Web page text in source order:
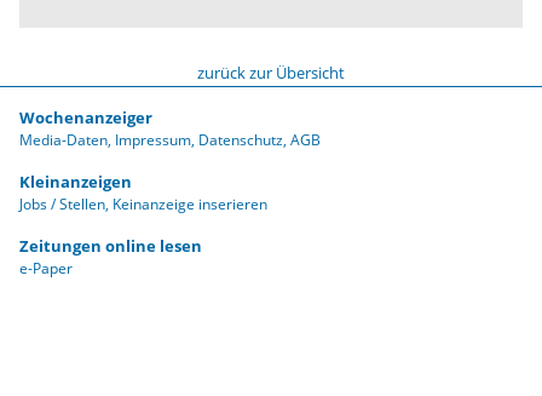
zurück zur Übersicht
Wochenanzeiger
Media-Daten Impressum Datenschutz AGB
Kleinanzeigen
Jobs / Stellen Keinanzeige inserieren
Zeitungen online lesen
e-Paper